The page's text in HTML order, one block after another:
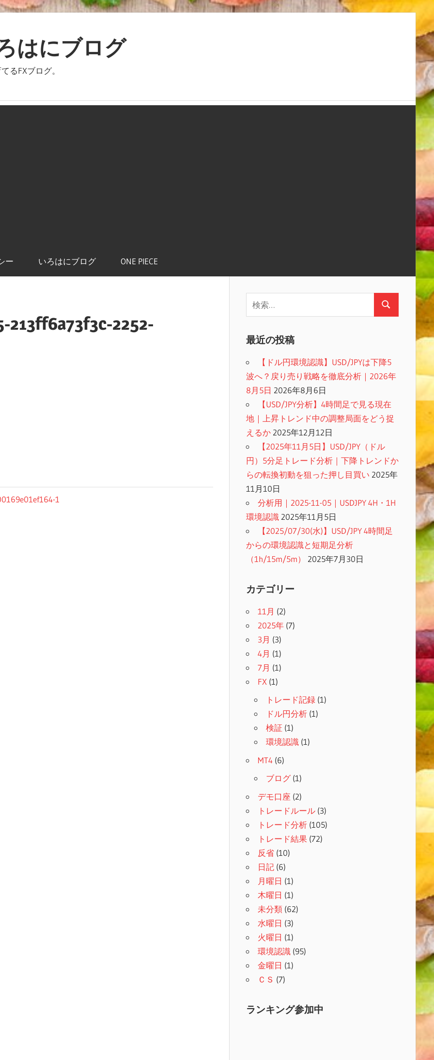
はにブログ
るFXブログ。
ー いろはにブログ ONE PIECE
213ff6a73f3c-2252-
1
検
最近の投稿
【ドル円環境認識】USD/JPYは下降5
波へ？戻り売り戦略を徹底分析｜2026年
8月5日 2026年8月6日
【USD/JPY分析】4時間足で見る現在
地｜上昇トレンド中の調整局面をどう捉
えるか 2025年12月12日
【2025年11月5日】USD/JPY（ドル
円）5分足トレード分析｜下降トレンドか
らの転換初動を狙った押し目買い 2025年
11月10日
分析用｜2025-11-05｜USDJPY 4H・1H
環境認識 2025年11月5日
【2025/07/30(水)】USD/JPY 4時間足
からの環境認識と短期足分析
（1h/15m/5m）
2025年7月30日
カテゴリー
11月 (2)
2025年(7)
3月 (3)
4月 (1)
7月 (1)
FX(1)
トレード記録(1)
ドル円分析(1)
検証 (1)
環境認識(1)
MT4(6)
ブログ(1)
デモ口座 (2)
トレードルール(3)
トレード分析(105)
トレード結果 (72)
反省(10)
日記(6)
月曜日 (1)
木曜日 (1)
未分類(62)
水曜日 (3)
火曜日 (1)
環境認識(95)
金曜日 (1)
ＣＳ (7)
ランキング参加中